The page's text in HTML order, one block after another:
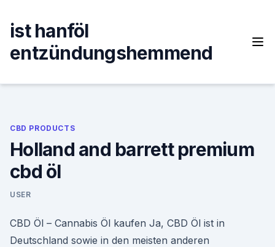
content
ist hanföl
entzündungshemmend
CBD PRODUCTS
Holland and barrett premium
cbd öl
USER
CBD Öl – Cannabis Öl kaufen Ja, CBD Öl ist in
Deutschland sowie in den meisten anderen